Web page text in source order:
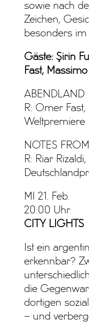
sowie nach
Zeichen,
besonders im
Gäste: Şirin
Fast,
ABENDLAND
R: Omer Fast,
Weltpremiere
NOTES
R: Riar
MI 21. Feb.
20:00 Uhr
CITY LIGHTS
Ist ein
erkennbar?
die
dortigen
– und